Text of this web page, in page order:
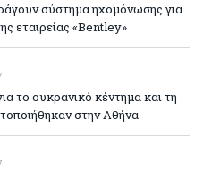
σύστημα ηχομόνωσης για
εταιρείας «Bentley»
το ουκρανικό κέντημα και τη
στην Αθήνα